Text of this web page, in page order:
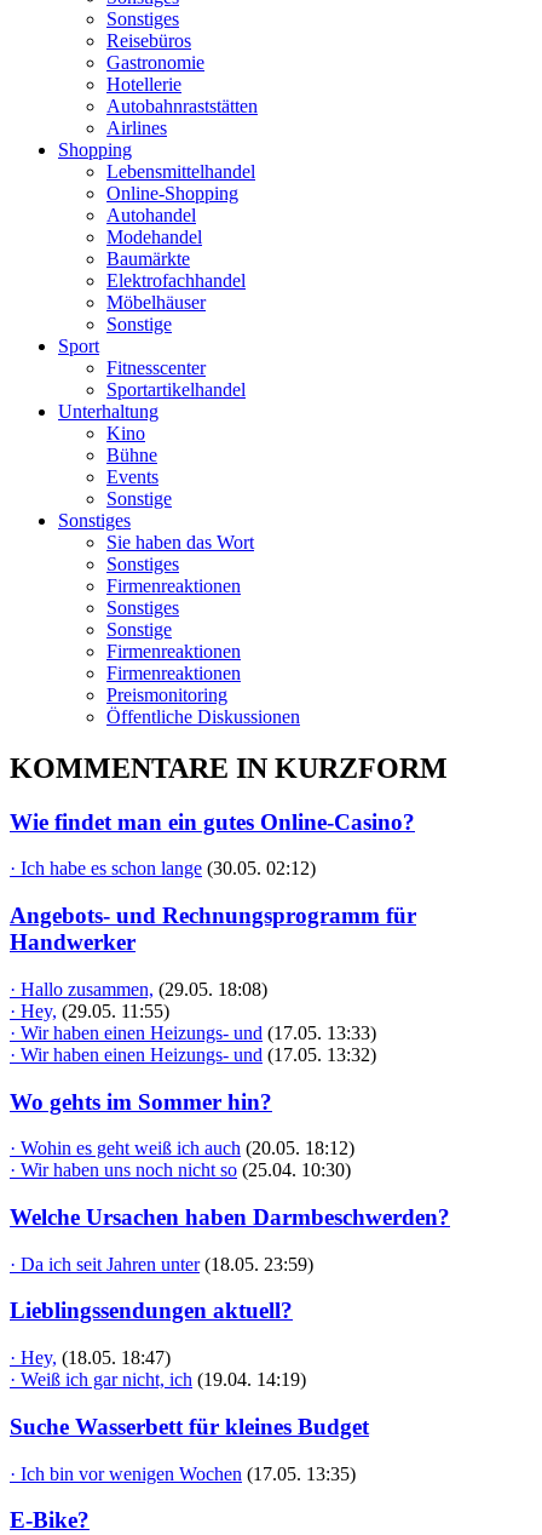
Sonstiges
Reisebüros
Gastronomie
Hotellerie
Autobahnraststätten
Airlines
Shopping
Lebensmittelhandel
Online-Shopping
Autohandel
Modehandel
Baumärkte
Elektrofachhandel
Möbelhäuser
Sonstige
Sport
Fitnesscenter
Sportartikelhandel
Unterhaltung
Kino
Bühne
Events
Sonstige
Sonstiges
Sie haben das Wort
Sonstiges
Firmenreaktionen
Sonstiges
Sonstige
Firmenreaktionen
Firmenreaktionen
Preismonitoring
Öffentliche Diskussionen
KOMMENTARE IN KURZFORM
Wie findet man ein gutes Online-Casino?
· Ich habe es schon lange (30.05. 02:12)
Angebots- und Rechnungsprogramm für
Handwerker
· Hallo zusammen, (29.05. 18:08)
· Hey, (29.05. 11:55)
· Wir haben einen Heizungs- und (17.05. 13:33)
· Wir haben einen Heizungs- und (17.05. 13:32)
Wo gehts im Sommer hin?
· Wohin es geht weiß ich auch (20.05. 18:12)
· Wir haben uns noch nicht so (25.04. 10:30)
Welche Ursachen haben Darmbeschwerden?
· Da ich seit Jahren unter (18.05. 23:59)
Lieblingssendungen aktuell?
· Hey, (18.05. 18:47)
· Weiß ich gar nicht, ich (19.04. 14:19)
Suche Wasserbett für kleines Budget
· Ich bin vor wenigen Wochen (17.05. 13:35)
E-Bike?